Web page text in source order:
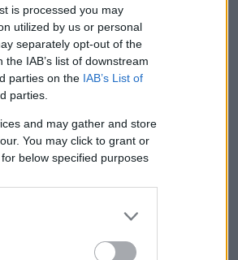
is processed you may
utilized by us or personal
separately opt-out of the
IAB’s list of downstream
parties on the IAB’s List of
parties.
and may gather and store
You may click to grant or
below specified purposes
κυβέρνησή σου
τους πολιτικούς